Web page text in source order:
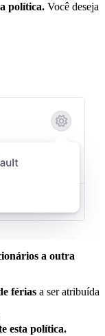
a política. Você deseja
ários a outra
férias a ser atribuída
esta política.